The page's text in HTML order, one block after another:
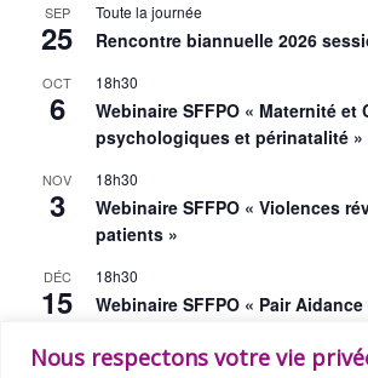
Nous respectons votre vie
SEP
25
Toute la journée
Rencontre biannuelle 2026
OCT
6
18h30
Webinaire SFFPO « Maternité et
psychologiques et périnatalité »
NOV
3
18h30
Webinaire SFFPO « Violences
patients »
DÉC
15
18h30
Webinaire SFFPO « Pair